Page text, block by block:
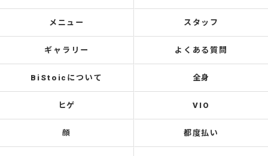
メニュー スタッフ
ギャラリー よくある質問
BiStoicについて 全身
ヒゲ VIO
顔 都度払い